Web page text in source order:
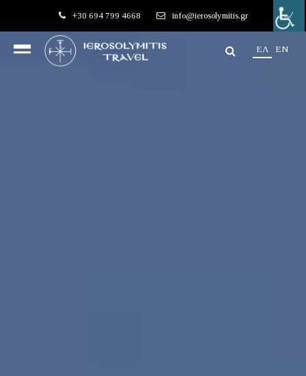
+30 694 799 4668 info@ierosolymitis.gr
EΛ EN